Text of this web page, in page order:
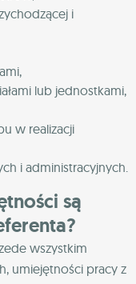
i
lub jednostkami,
w realizacji
i administracyjnych.
są
wszystkim
umiejętności pracy z